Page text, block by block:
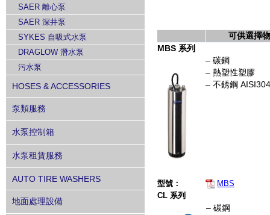
可供選擇
MBS 系列
– 碳鋼
– 熱塑性塑膠
– 不銹鋼 AISI304
型號：
MBS
CL 系列
– 碳鋼
SAER 離心泵
SAER 深井泵
SYKES 自吸式水泵
DRAGLOW 潛水泵
污水泵
HOSES & ACCESSORIES
泵類服務
水泵控制箱
水泵租賃服務
AUTO TIRE WASHERS
地面處理設備